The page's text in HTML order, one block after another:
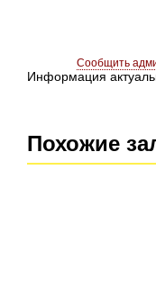
Сообщить
Информация
Похожие